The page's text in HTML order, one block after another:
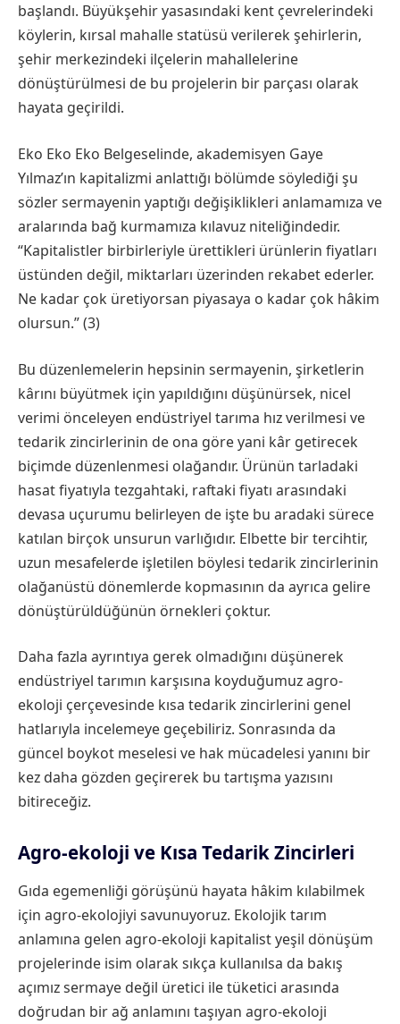
başlandı. Büyükşehir yasasındaki kent çevrelerindeki
köylerin, kırsal mahalle statüsü verilerek şehirlerin,
şehir merkezindeki ilçelerin mahallelerine
dönüştürülmesi de bu projelerin bir parçası olarak
hayata geçirildi.
Eko Eko Eko Belgeselinde, akademisyen Gaye
Yılmaz’ın kapitalizmi anlattığı bölümde söylediği şu
sözler sermayenin yaptığı değişiklikleri anlamamıza ve
aralarında bağ kurmamıza kılavuz niteliğindedir.
“Kapitalistler birbirleriyle ürettikleri ürünlerin fiyatları
üstünden değil, miktarları üzerinden rekabet ederler.
Ne kadar çok üretiyorsan piyasaya o kadar çok hâkim
olursun.” (3)
Bu düzenlemelerin hepsinin sermayenin, şirketlerin
kârını büyütmek için yapıldığını düşünürsek, nicel
verimi önceleyen endüstriyel tarıma hız verilmesi ve
tedarik zincirlerinin de ona göre yani kâr getirecek
biçimde düzenlenmesi olağandır. Ürünün tarladaki
hasat fiyatıyla tezgahtaki, raftaki fiyatı arasındaki
devasa uçurumu belirleyen de işte bu aradaki sürece
katılan birçok unsurun varlığıdır. Elbette bir tercihtir,
uzun mesafelerde işletilen böylesi tedarik zincirlerinin
olağanüstü dönemlerde kopmasının da ayrıca gelire
dönüştürüldüğünün örnekleri çoktur.
Daha fazla ayrıntıya gerek olmadığını düşünerek
endüstriyel tarımın karşısına koyduğumuz agro-
ekoloji çerçevesinde kısa tedarik zincirlerini genel
hatlarıyla incelemeye geçebiliriz. Sonrasında da
güncel boykot meselesi ve hak mücadelesi yanını bir
kez daha gözden geçirerek bu tartışma yazısını
bitireceğiz.
Agro-ekoloji ve Kısa Tedarik Zincirleri
Gıda egemenliği görüşünü hayata hâkim kılabilmek
için agro-ekolojiyi savunuyoruz. Ekolojik tarım
anlamına gelen agro-ekoloji kapitalist yeşil dönüşüm
projelerinde isim olarak sıkça kullanılsa da bakış
açımız sermaye değil üretici ile tüketici arasında
doğrudan bir ağ anlamını taşıyan agro-ekoloji